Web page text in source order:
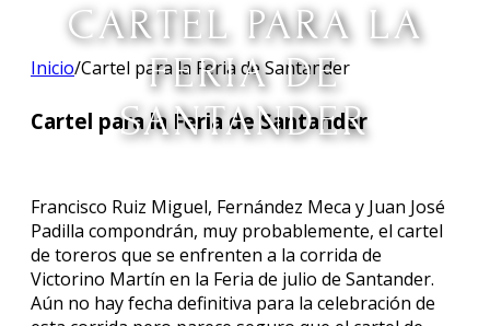
CARTEL PARA LA
FERIA DE
SANTANDER
Inicio/Cartel para la Feria de Santander
Cartel para la Feria de Santander
Francisco Ruiz Miguel, Fernández Meca y Juan José
Padilla compondrán, muy probablemente, el cartel
de toreros que se enfrenten a la corrida de
Victorino Martín en la Feria de julio de Santander.
Aún no hay fecha definitiva para la celebración de